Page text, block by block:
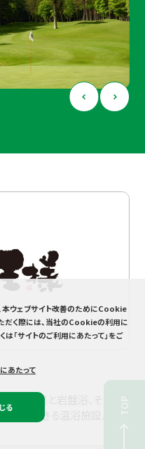
お風呂と岩盤浴、そして
を体験できる温浴施設。
本ウェブサイト改善のためにCookie
だく際には、当社のCookieの利用に
は「サイトのご利用にあたって」をご
あたって
る TOP